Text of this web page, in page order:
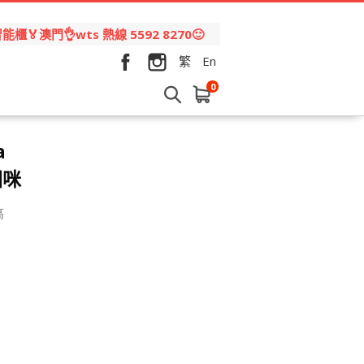
能櫃🏅澳門👌wts 熱線 5592 8270🙂
繁
En
0